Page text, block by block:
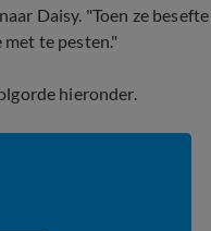
Daisy. "Toen ze
met te pesten."
hieronder.